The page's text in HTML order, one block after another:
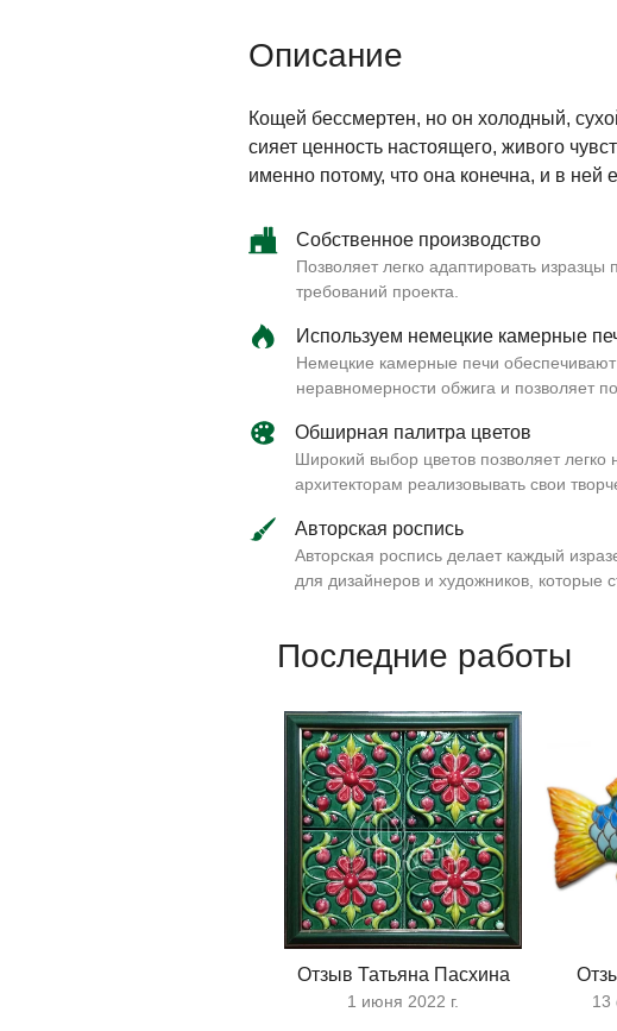
Описание
Кощей бессмертен, но он холодный,
сияет ценность настоящего, живого
именно потому, что она конечна, и в ней
Собственное производство
Позволяет легко адаптировать
требований проекта.
Используем немецкие камерные
Немецкие камерные печи
неравномерности обжига и позволяет
Обширная палитра цветов
Широкий выбор цветов позволяет
архитекторам реализовывать свои
Авторская роспись
Авторская роспись делает каждый
для дизайнеров и художников, которые
Последние работы
Отзыв Татьяна Пасхина
1 июня 2022 г. 13